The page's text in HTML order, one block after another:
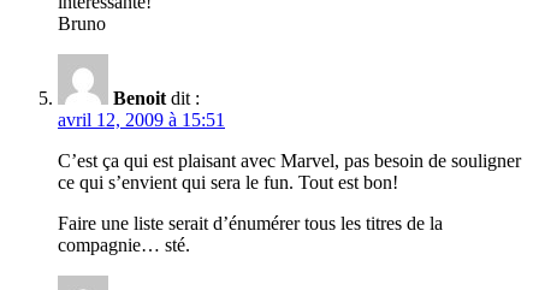
Bruno
Benoit dit :
avril 12, 2009 à 15:51
C’est ça qui est plaisant avec Marvel, pas besoin de souligner
ce qui s’envient qui sera le fun. Tout est bon!
Faire une liste serait d’énumérer tous les titres de la
compagnie… sté.